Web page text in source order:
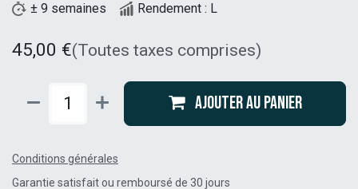
± 9 semaines Rendement : L
45,00 €(Toutes taxes comprises)
Ajouter au panier
Conditions générales
Garantie satisfait ou remboursé de 30 jours